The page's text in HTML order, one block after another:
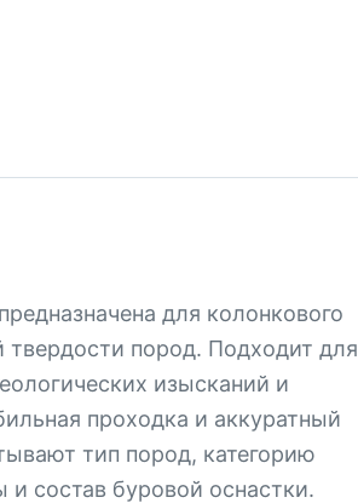
для колонкового
твердости пород. Подходит для
изысканий и
проходка и аккуратный
тип пород, категорию
состав буровой оснастки.